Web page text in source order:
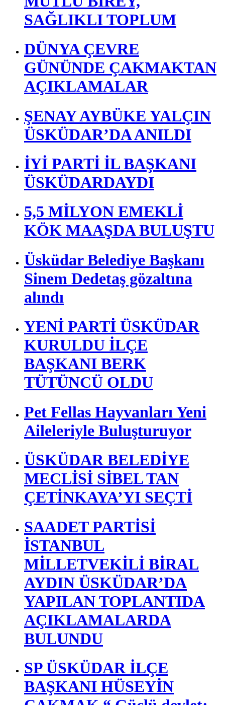
SAĞLIKLI TOPLUM
DÜNYA ÇEVRE
GÜNÜNDE ÇAKMAKTAN
AÇIKLAMALAR
ŞENAY AYBÜKE YALÇIN
ÜSKÜDAR’DA ANILDI
İYİ PARTİ İL BAŞKANI
ÜSKÜDARDAYDI
5,5 MİLYON EMEKLİ
KÖK MAAŞDA BULUŞTU
Üsküdar Belediye Başkanı
Sinem Dedetaş gözaltına
alındı
YENİ PARTİ ÜSKÜDAR
KURULDU İLÇE
BAŞKANI BERK
TÜTÜNCÜ OLDU
Pet Fellas Hayvanları Yeni
Aileleriyle Buluşturuyor
ÜSKÜDAR BELEDİYE
MECLİSİ SİBEL TAN
ÇETİNKAYA’YI SEÇTİ
SAADET PARTİSİ
İSTANBUL
MİLLETVEKİLİ BİRAL
AYDIN ÜSKÜDAR’DA
YAPILAN TOPLANTIDA
AÇIKLAMALARDA
BULUNDU
SP ÜSKÜDAR İLÇE
BAŞKANI HÜSEYİN